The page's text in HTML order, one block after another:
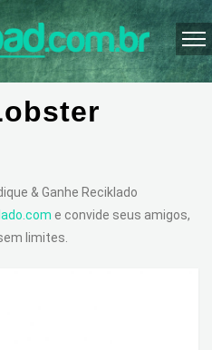
& Ganhe Reciklado
e convide seus amigos,
limites.